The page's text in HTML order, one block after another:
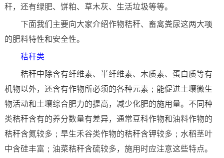
秆，还有绿肥、饼粕、草木灰、生活垃圾等等。
下面我们主要向大家介绍作物秸秆、畜禽粪尿这两大项
的肥料特性和安全性。
秸秆类
秸秆中除含有纤维素、半纤维素、木质素、蛋白质等有
机物以外，还含有作物所必须的各种元素；能促进土壤微生
物活动和土壤综合肥力的提高，减少化肥的施用量。不同种
类秸秆含有的养分数量有差异，通常豆科作物和油料作物的
秸秆含氮较多；旱生禾谷类作物的秸秆含钾较多；水稻茎叶
中含硅丰富；油菜秸秆含硫较多，施用时应注意这些特点。